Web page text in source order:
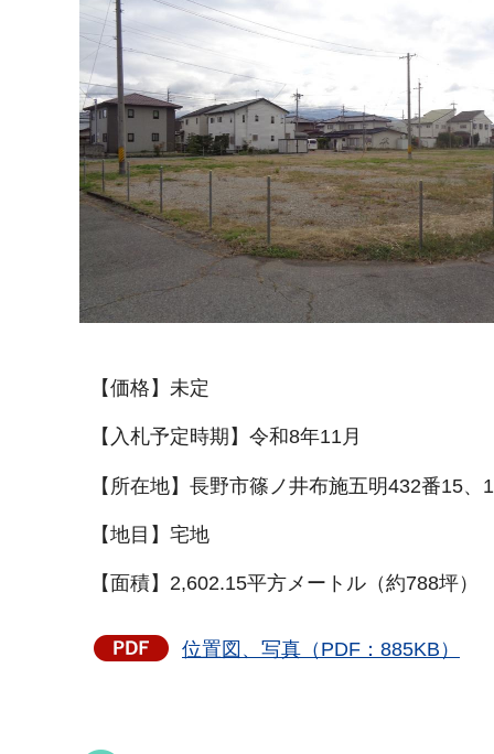
【価格】未定
【入札予定時期】令和8年11月
【所在地】長野市篠ノ井布施五明432番15、
【地目】宅地
【面積】2,602.15平方メートル（約788坪）
位置図、写真（PDF：885KB）